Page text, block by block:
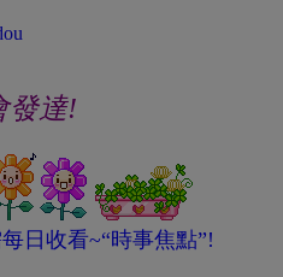
發達!
日收看~“時事焦點”!